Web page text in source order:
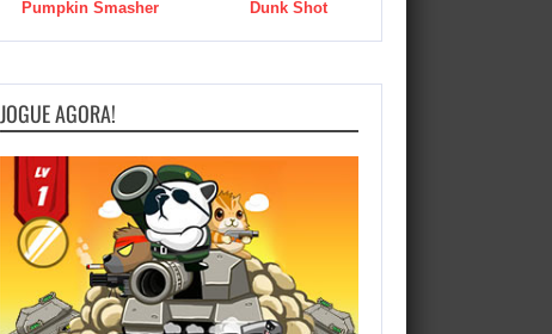
Pumpkin Smasher Dunk Shot
JOGUE AGORA!